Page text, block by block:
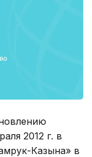
2012 г. в
Казына» в